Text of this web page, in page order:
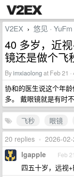
V2EX › 悠见 · YuFm
40 多岁，近
镜还是做个飞
Byimxiaolong at Feb 21
协和的医生说这个年
多。 戴眼镜就是有时
飞秒 眼镜
20 replies • 2026-
lgapple Feb 21
四五十岁，远视